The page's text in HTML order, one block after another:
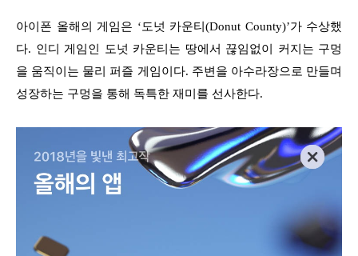
아이폰 올해의 게임은 ‘도넛 카운티(Donut County)’가 수상했
다. 인디 게임인 도넛 카운티는 땅에서 끊임없이 커지는 구멍
을 움직이는 물리 퍼즐 게임이다. 주변을 아수라장으로 만들며
성장하는 구멍을 통해 독특한 재미를 선사한다.